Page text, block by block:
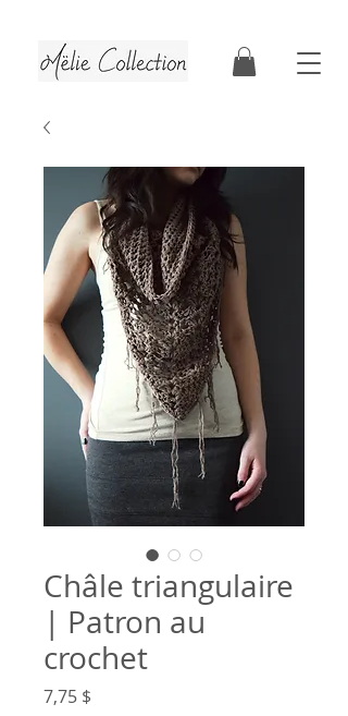
Châle triangulaire
| Patron au
crochet
7,75 $